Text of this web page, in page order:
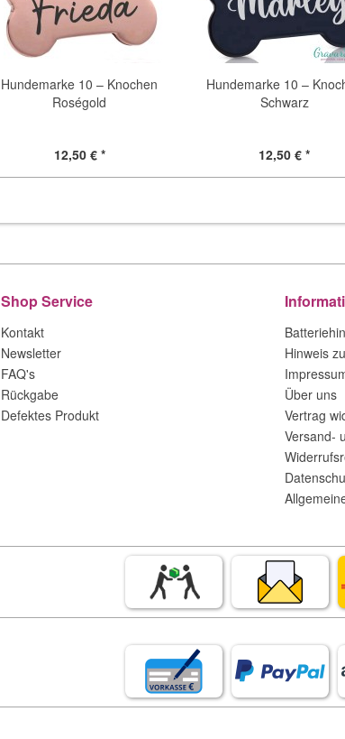
Hundemarke 10 – Knochen
Roségold
12,50 € *
Hundemarke 10 –
Schwarz
12,50 € *
Shop Service
Kontakt
Newsletter
FAQ's
Rückgabe
Defektes Produkt
Hinweis
Über uns
Vertrag
Versand-